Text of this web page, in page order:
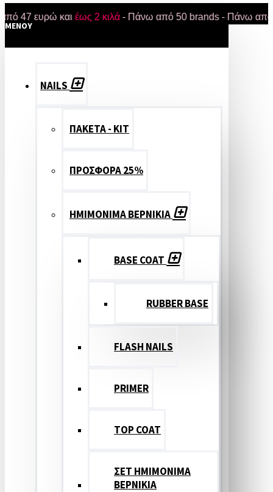
ευρώ καιέως 2 κιλά- Πάνω από 50 brands - Πάνω από 18.000
MENOY
NAILS
ΠΑΚΕΤΑ - ΚΙΤ
ΠΡΟΣΦΟΡΑ 25%
ΗΜΙΜΟΝΙΜΑ ΒΕΡΝΙΚΙΑ
BASE COAT
RUBBER BASE
FLASH NAILS
PRIMER
TOP COAT
ΣΕΤ ΗΜΙΜΟΝΙΜΑ
ΒΕΡΝΙΚΙΑ